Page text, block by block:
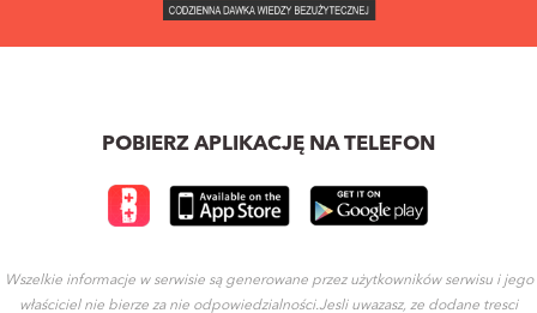
POBIERZ APLIKACJĘ NA TELEFON
Wszelkie informacje w serwisie są generowane przez użytkowników serwisu i jego
właściciel nie bierze za nie odpowiedzialności.Jesli uwazasz, ze dodane tresci